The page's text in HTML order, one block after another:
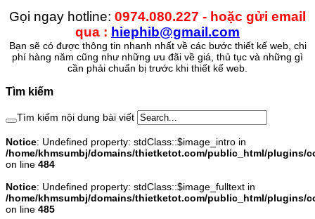
Gọi ngay hotline: 0974.080.227 - hoặc gửi email
qua : hiephib@gmail.com
Bạn sẽ có được thông tin nhanh nhất về các bước thiết kế web, chi
phí hàng năm cũng như những ưu đãi về giá, thủ tục và những gì
cần phải chuẩn bị trước khi thiết kế web.
Tìm kiếm
Tìm kiếm nội dung bài viết
Notice: Undefined property: stdClass::$image_intro in
/home/khmsumbj/domains/thietketot.com/public_html/plugins/
on line 484
Notice: Undefined property: stdClass::$image_fulltext in
/home/khmsumbj/domains/thietketot.com/public_html/plugins/
on line 485